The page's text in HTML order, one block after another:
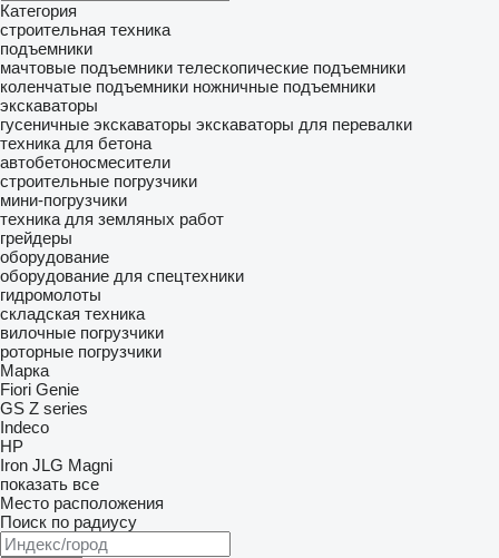
Категория
строительная техника
подъемники
мачтовые подъемники телескопические подъемники
коленчатые подъемники ножничные подъемники
экскаваторы
гусеничные экскаваторы экскаваторы для перевалки
техника для бетона
автобетоносмесители
строительные погрузчики
мини-погрузчики
техника для земляных работ
грейдеры
оборудование
оборудование для спецтехники
гидромолоты
складская техника
вилочные погрузчики
роторные погрузчики
Марка
Fiori Genie
GS Z series
Indeco
HP
Iron JLG Magni
показать все
Место расположения
Поиск по радиусу